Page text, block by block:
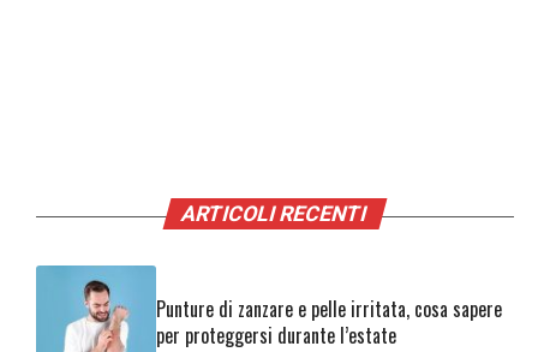
ARTICOLI RECENTI
Punture di zanzare e pelle irritata, cosa sapere
per proteggersi durante l’estate